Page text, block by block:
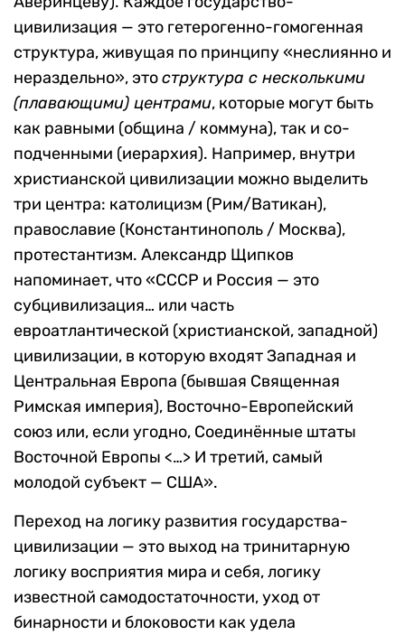
цивилизация — это гетерогенно-гомогенная
структура, живущая по принципу «неслиянно и
нераздельно», этоструктура с несколькими
(плавающими) центрами, которые могут быть
как равными (община / коммуна), так и со-
подченными (иерархия). Например, внутри
христианской цивилизации можно выделить
три центра: католицизм (Рим/Ватикан),
православие (Константинополь / Москва),
протестантизм. Александр Щипков
напоминает, что «СССР и Россия — это
субцивилизация… или часть
евроатлантической (христианской, западной)
цивилизации, в которую входят Западная и
Центральная Европа (бывшая Священная
Римская империя), Восточно-Европейский
союз или, если угодно, Соединённые штаты
Восточной Европы <…> И третий, самый
молодой субъект — США».
Переход на логику развития государства-
цивилизации — это выход на тринитарную
логику восприятия мира и себя, логику
известной самодостаточности, уход от
бинарности и блоковости как удела